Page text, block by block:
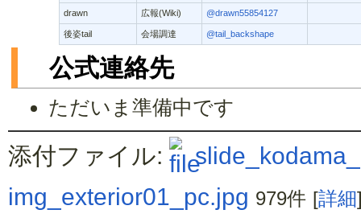
drawn 広報(Wiki) @drawn55854127
後姿tail 会場調達 @tail_backshape
公式連絡先
ただいま準備中です
添付ファイル:
img_exterior01_pc.jpg 979件 [詳細